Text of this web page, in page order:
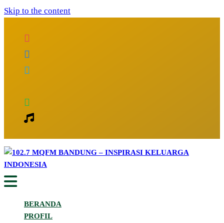
Skip to the content
102.7 MQFM Bandung – Inspirasi
Keluarga Indonesia
Inspirasi Keluarga Indonesia
BERANDA
PROFIL